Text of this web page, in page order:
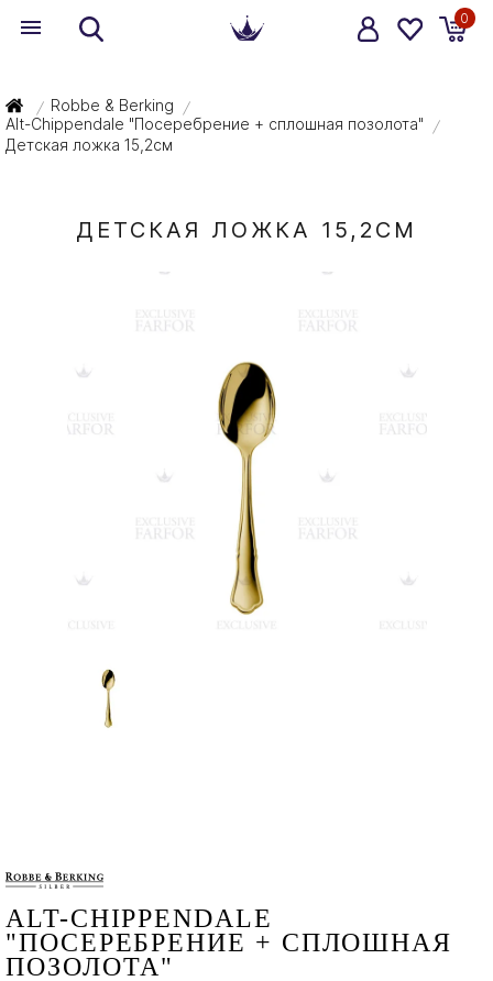
0
/ Robbe & Berking /
Alt-Chippendale "Посеребрение + сплошная позолота" /
Детская ложка 15,2см
ДЕТСКАЯ ЛОЖКА 15,2СМ
ALT-CHIPPENDALE
"ПОСЕРЕБРЕНИЕ + СПЛОШНАЯ
ПОЗОЛОТА"